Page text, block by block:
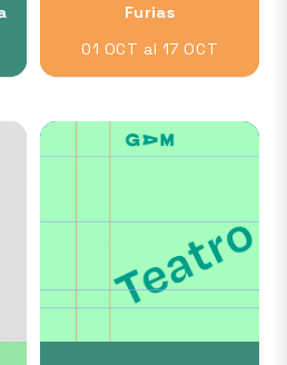
Furias
01 OCT al 17 OCT